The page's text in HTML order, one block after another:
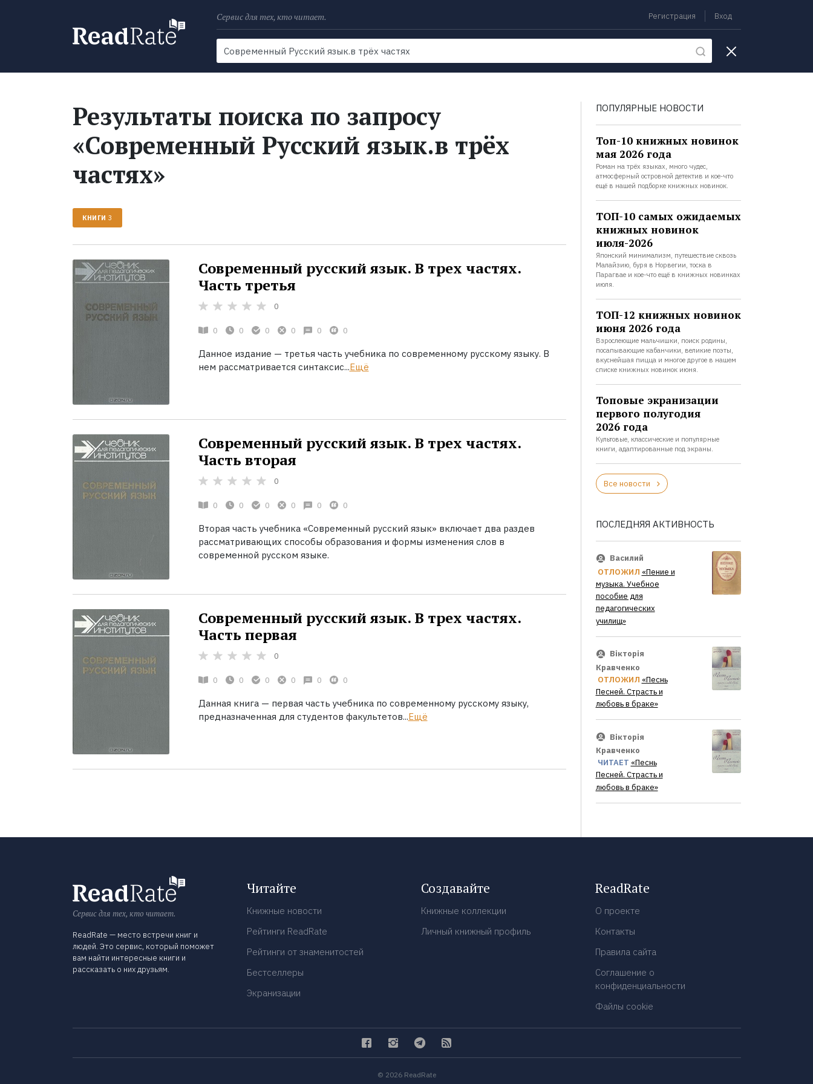
Сервис для тех, кто читает. Регистрация Вход
Поиск
Новости Рейтинги Книги
Результаты поиска по запросу
«Современный Русский язык.в трёх
частях»
КНИГИ 3
Современный русский язык. В трех частях.
Часть третья
0
0 0 0 0 0 0
Данное издание — третья часть учебника по современному русскому языку. В
нем рассматривается синтаксис...Ещё
Современный русский язык. В трех частях.
Часть вторая
0
0 0 0 0 0 0
Вторая часть учебника «Современный русский язык» включает два раздев
рассматривающих способы образования и формы изменения слов в
современной русском языке.
Современный русский язык. В трех частях.
Часть первая
0
0 0 0 0 0 0
Данная книга — первая часть учебника по современному русскому языку,
предназначенная для студентов факультетов...Ещё
ПОПУЛЯРНЫЕ НОВОСТИ
Топ-10 книжных новинок
мая 2026 года
Роман на трёх языках, много чудес,
атмосферный островной детектив и кое-что
ещё в нашей подборке книжных новинок.
ТОП-10 самых ожидаемых
книжных новинок
июля-2026
Японский минимализм, путешествие сквозь
Малайзию, буря в Норвегии, тоска в
Парагвае и кое-что ещё в книжных новинках
июля.
ТОП-12 книжных новинок
июня 2026 года
Взрослеющие мальчишки, поиск родины,
посапывающие кабанчики, великие поэты,
вкуснейшая пицца и многое другое в нашем
списке книжных новинок июня.
Топовые экранизации
первого полугодия
2026 года
Культовые, классические и популярные
книги, адаптированные под экраны.
Все новости
ПОСЛЕДНЯЯ АКТИВНОСТЬ
Василий
ОТЛОЖИЛ «Пение и
музыка. Учебное
пособие для
педагогических
училищ»
Вікторія
Кравченко
ОТЛОЖИЛ «Песнь
Песней. Страсть и
любовь в браке»
Вікторія
Кравченко
ЧИТАЕТ «Песнь
Песней. Страсть и
любовь в браке»
Сервис для тех, кто читает.
ReadRate — место встречи книг и
людей. Это сервис, который поможет
вам найти интересные книги и
рассказать о них друзьям.
Читайте
Книжные новости
Рейтинги ReadRate
Рейтинги от знаменитостей
Бестселлеры
Экранизации
Создавайте
Книжные коллекции
Личный книжный профиль
ReadRate
О проекте
Контакты
Правила сайта
Соглашение о
конфиденциальности
Файлы cookie
© 2026 ReadRate